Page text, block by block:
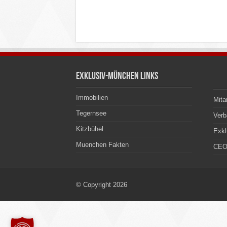
Exklusiv-München Links
Immobilien
Tegernsee
Kitzbühel
Muenchen Fakten
© Copyright 2026